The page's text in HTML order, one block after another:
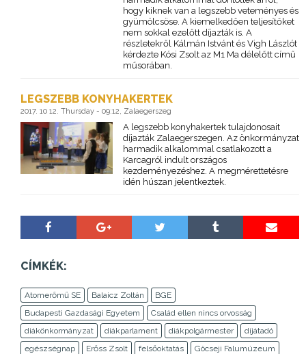
hogy kiknek van a legszebb veteményes és
gyümölcsöse. A kiemelkedően teljesítőket
nem sokkal ezelőtt díjazták is. A
részletekről Kálmán Istvánt és Vigh Lászlót
kérdezte Kósi Zsolt az M1 Ma délelőtt című
műsorában.
LEGSZEBB KONYHAKERTEK
2017. 10 12. Thursday - 09:12, Zalaegerszeg
A legszebb konyhakertek tulajdonosait
díjazták Zalaegerszegen. Az önkormányzat
harmadik alkalommal csatlakozott a
Karcagról indult országos
kezdeményezéshez. A megmérettetésre
idén húszan jelentkeztek.
CÍMKÉK:
Atomerőmű SE Balaicz Zoltán
BGE
Budapesti Gazdasági Egyetem
Család ellen nincs orvosság
diákönkormányzat
diákparlament diákpolgármester
díjátadó
egészségnap
Erőss Zsolt felsőoktatás
Göcseji Falumúzeum